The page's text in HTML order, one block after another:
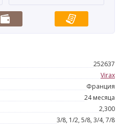
252637
Virax
Франция
24 месяца
2,300
3/8, 1/2, 5/8, 3/4, 7/8